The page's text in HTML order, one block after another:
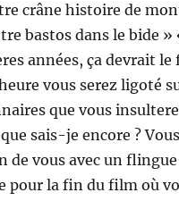
crâne histoire de
bastos dans le bide »
années, ça devrait le
vous serez ligoté
que vous
sais-je encore ?
de vous avec un
pour la fin du film où